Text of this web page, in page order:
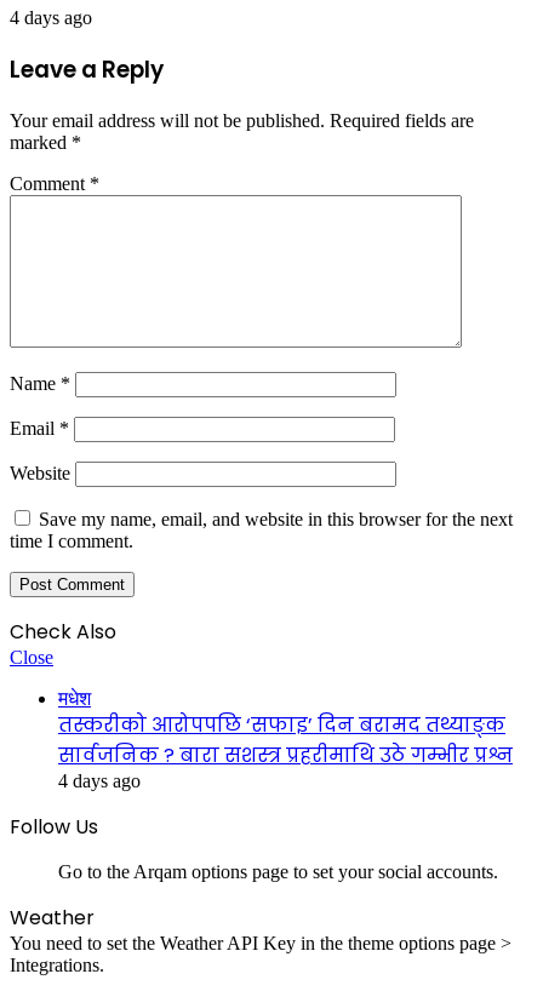
4 days ago
Leave a Reply
Your email address will not be published. Required fields are
marked *
Comment *
Name *
Email *
Website
Save my name, email, and website in this browser for the next
time I comment.
Check Also
Close
मधेश
तस्करीको आरोपपछि ‘सफाइ’ दिन बरामद तथ्याङ्क
सार्वजनिक ? बारा सशस्त्र प्रहरीमाथि उठे गम्भीर प्रश्न
4 days ago
Follow Us
Go to the Arqam options page to set your social accounts.
Weather
You need to set the Weather API Key in the theme options page >
Integrations.